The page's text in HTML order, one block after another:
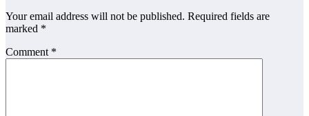
Your email address will not be published. Required fields are
marked *
Comment *